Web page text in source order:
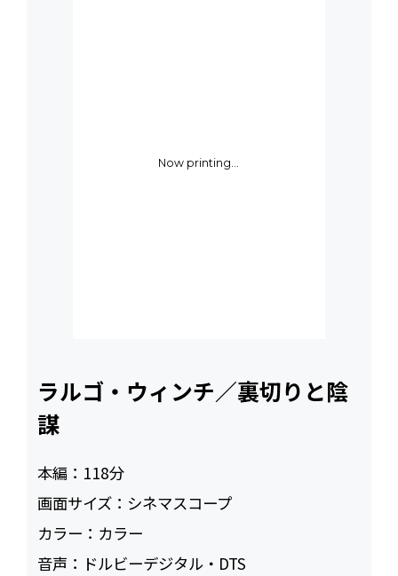
Now printing...
ラルゴ・ウィンチ／裏切りと陰
謀
本編： 118
画面サイズ： シネマスコープ
カラー： カラー
音声： ドルビーデジタル・DTS